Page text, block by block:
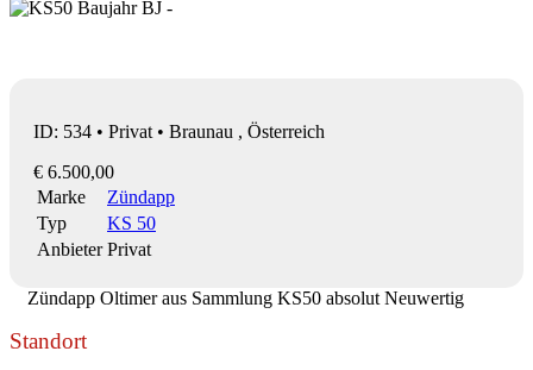
ID: 534 • Privat • Braunau , Österreich
€ 6.500,00
Marke
Zündapp
Typ
KS 50
Anbieter Privat
Zündapp Oltimer aus Sammlung KS50 absolut Neuwertig
Standort